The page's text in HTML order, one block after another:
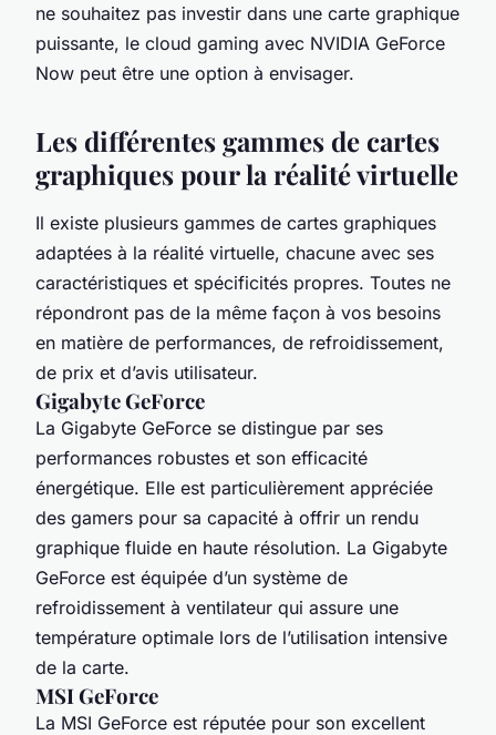
ne souhaitez pas investir dans une carte graphique
puissante, le cloud gaming avec NVIDIA GeForce
Now peut être une option à envisager.
Les différentes gammes de cartes
graphiques pour la réalité virtuelle
Il existe plusieurs gammes de cartes graphiques
adaptées à la réalité virtuelle, chacune avec ses
caractéristiques et spécificités propres. Toutes ne
répondront pas de la même façon à vos besoins
en matière de performances, de refroidissement,
de prix et d’avis utilisateur.
Gigabyte GeForce
La Gigabyte GeForce se distingue par ses
performances robustes et son efficacité
énergétique. Elle est particulièrement appréciée
des gamers pour sa capacité à offrir un rendu
graphique fluide en haute résolution. La Gigabyte
GeForce est équipée d’un système de
refroidissement à ventilateur qui assure une
température optimale lors de l’utilisation intensive
de la carte.
MSI GeForce
La MSI GeForce est réputée pour son excellent